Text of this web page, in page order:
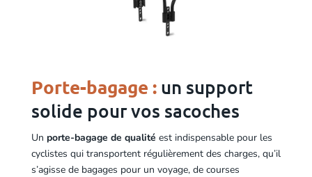
Porte-bagage : un support
solide pour vos sacoches
Un porte-bagage de qualité est indispensable pour les
cyclistes qui transportent régulièrement des charges, qu’il
s’agisse de bagages pour un voyage, de courses